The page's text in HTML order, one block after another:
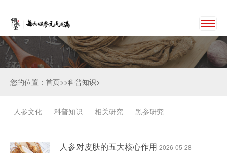
您的位置：首页>>科普知识>
人参文化 科普知识 相关研究 黑参研究
人参对皮肤的五大核心作用 2026-05-28